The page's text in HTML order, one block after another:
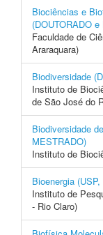
Biociências e
(DOUTORADO
Faculdade de
Araraquara)
Biodiversidade
Instituto de
de São José do
Biodiversidade
MESTRADO)
Instituto de
Bioenergia
Instituto de
- Rio Claro)